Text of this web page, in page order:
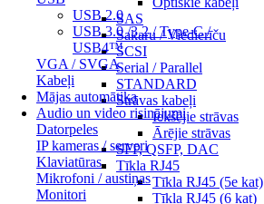
USB 2.0
USB 3.0 /3.2 / Type-C /
USB4™
VGA / SVGA
Kabeļi
Mājas automātika
Audio un video risinājumi
Datorpeles
IP kameras / serveri
Klaviatūras
Mikrofoni / austiņas
Monitori
SAS
Sakaru / Viedierīču
SCSI
Serial / Parallel
STANDARD
Strāvas kabeļi
Iekšējie strāvas
Ārējie strāvas
SFP, QSFP, DAC
Tīkla RJ45
Tīkla RJ45 (5e kat)
Tīkla RJ45 (6 kat)